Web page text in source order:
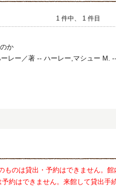
1 件中、 1 件目
か
レー／著 -- ハーレー,マシュー M.
のは貸出・予約はできません。
約はできません。来館して貸出手